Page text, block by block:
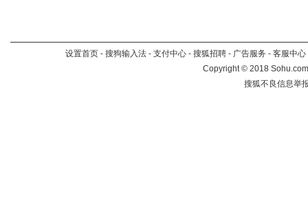
设置首页 - 搜狗输入法 - 支付中心 - 搜狐招聘 - 广告服务 - 客服中心
Copyright©2018
搜狐不良信息举